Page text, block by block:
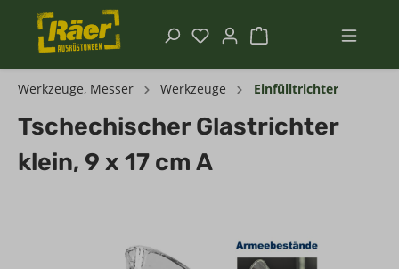
Werkzeuge, Messer Werkzeuge Einfülltrichter
Tschechischer Glastrichter
klein, 9 x 17 cm A